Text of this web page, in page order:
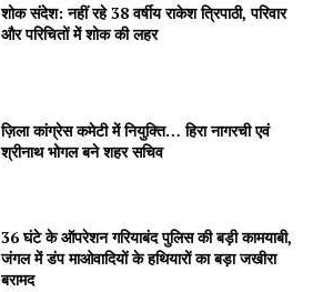
शोक संदेश: नहीं रहे 38 वर्षीय राकेश त्रिपाठी, परिवार
और परिचितों में शोक की लहर
ज़िला कांग्रेस कमेटी में नियुक्ति… हिरा नागरची एवं
श्रीनाथ भोगल बने शहर सचिव
36 घंटे के ऑपरेशन गरियाबंद पुलिस की बड़ी कामयाबी,
जंगल में डंप माओवादियों के हथियारों का बड़ा जखीरा
बरामद